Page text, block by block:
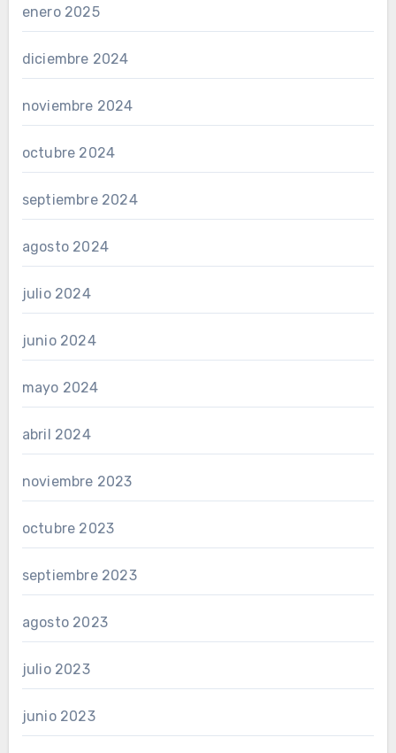
enero 2025
diciembre 2024
noviembre 2024
octubre 2024
septiembre 2024
agosto 2024
julio 2024
junio 2024
mayo 2024
abril 2024
noviembre 2023
octubre 2023
septiembre 2023
agosto 2023
julio 2023
junio 2023